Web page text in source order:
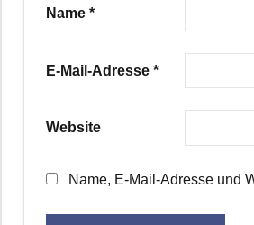
Name *
E-Mail-Adresse *
Website
Name, E-Mail-Adresse und